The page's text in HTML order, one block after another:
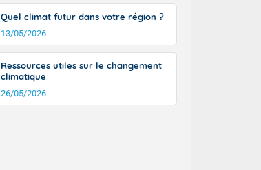
Quel climat futur dans votre région ?
13/05/2026
Ressources utiles sur le changement
climatique
26/05/2026